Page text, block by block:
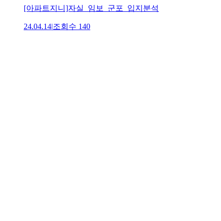
[아파트지니]자실_임보_군포_입지분석
24.04.14|조회수 140